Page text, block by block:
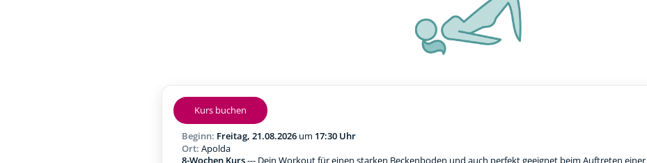
Kurs buchen
Beginn: Freitag, 21.08.2026 um 17:30 Uhr
Ort: Apolda
8-Wochen Kurs--- Dein Workout für einen starken Beckenboden und auch perfekt geeignet beim Auftreten einer